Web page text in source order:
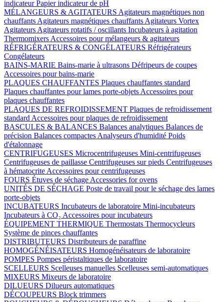
indicateurPapier indicateur de pH
MÉLANGEURS & AGITATEURS Agitateurs magnétiques non
chauffants Agitateurs magnétiques chauffants Agitateurs Vortex
Agitateurs Agitateurs rotatifs / oscillants Incubateurs à agitation
Thermomixers Accessoires pour mélangeurs & agitateurs
RÉFRIGÉRATEURS & CONGÉLATEURS Réfrigérateurs
Congélateurs
BAINS-MARIE Bains-marie à ultrasons Défripeurs de coupes
Accessoires pour bains-marie
PLAQUES CHAUFFANTES Plaques chauffantes standard
Plaques chauffantes pour lames porte-objets Accessoires pour
plaques chauffantes
PLAQUES DE REFROIDISSEMENT Plaques de refroidissement
standard Accessoires pour plaques de refroidissement
BASCULES & BALANCES Balances analytiques Balances de
précision Balances compactes Analyseurs d'humidité Poids
d'étalonnage
CENTRIFUGEUSES Microcentrifugeuses Mini-centrifugeuses
Centrifugeuses de paillasse Centrifugeuses sur pieds Centrifugeuses
à hématocrite Accessoires pour centrifugeuses
FOURS Étuves de séchage Accessories for ovens
UNITÉS DE SÉCHAGE Poste de travail pour le séchage des lames
porte-objets
INCUBATEURS Incubateurs de laboratoire Mini-incubateurs
Incubateurs à CO₂ Accessoires pour incubateurs
ÉQUIPEMENT THERMIQUE Thermostats Thermocycleurs
Système de pinces chauffantes
DISTRIBUTEURS Distributeurs de paraffine
HOMOGÉNÉISATEURS Homogénéisateurs de laboratoire
POMPES Pompes péristaltiques de laboratoire
SCELLEURS Scelleuses manuelles Scelleuses semi-automatiques
MIXEURS Mixeurs de laboratoire
DILUEURS Dilueurs automatiques
DÉCOUPEURS Block trimmers